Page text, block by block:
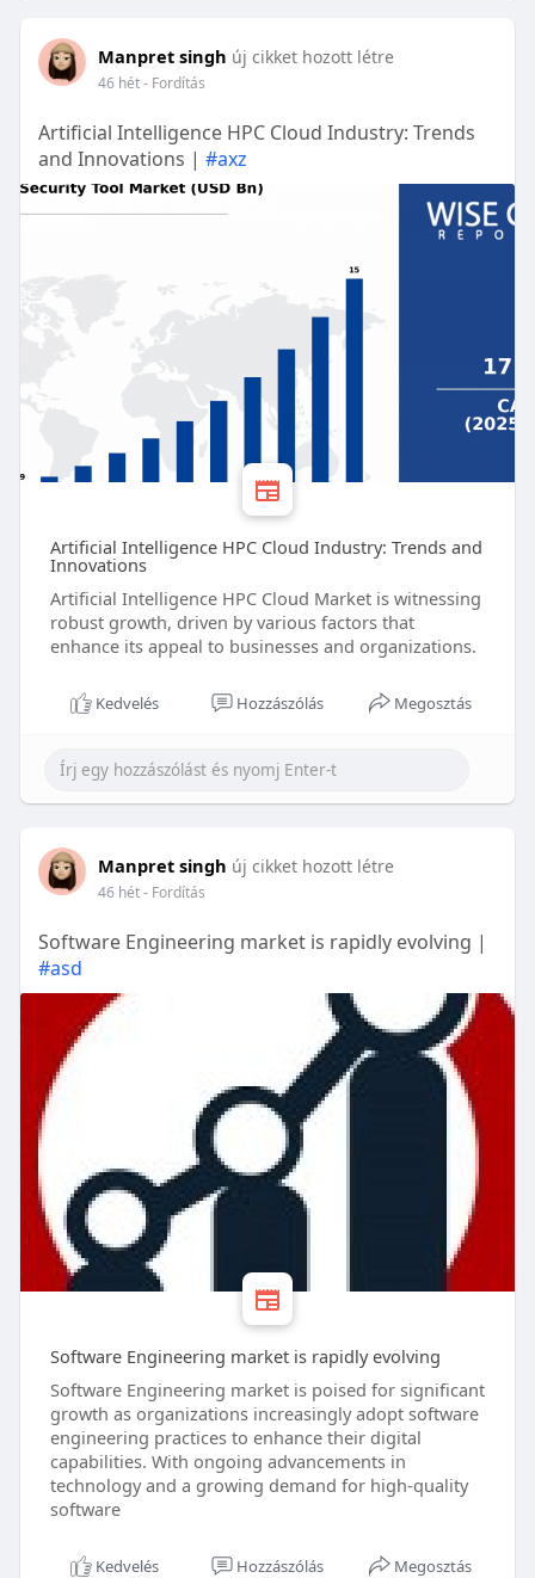
Manpret singh új cikket hozott létre
46 hét- Fordítás
Artificial Intelligence HPC Cloud Industry: Trends
and Innovations | #axz
Artificial Intelligence HPC Cloud Industry: Trends and
Innovations
Artificial Intelligence HPC Cloud Market is witnessing
robust growth, driven by various factors that
enhance its appeal to businesses and organizations.
Kedvelés Hozzászólás Megosztás
Manpret singh új cikket hozott létre
46 hét- Fordítás
Software Engineering market is rapidly evolving |
#asd
Software Engineering market is rapidly evolving
Software Engineering market is poised for significant
growth as organizations increasingly adopt software
engineering practices to enhance their digital
capabilities. With ongoing advancements in
technology and a growing demand for high-quality
software
Kedvelés Hozzászólás Megosztás